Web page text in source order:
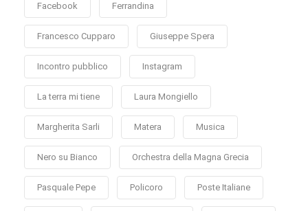
Facebook Ferrandina
Francesco Cupparo Giuseppe Spera
Incontro pubblico Instagram
La terra mi tiene Laura Mongiello
Margherita Sarli Matera Musica
Nero su Bianco Orchestra della Magna Grecia
Pasquale Pepe Policoro Poste Italiane